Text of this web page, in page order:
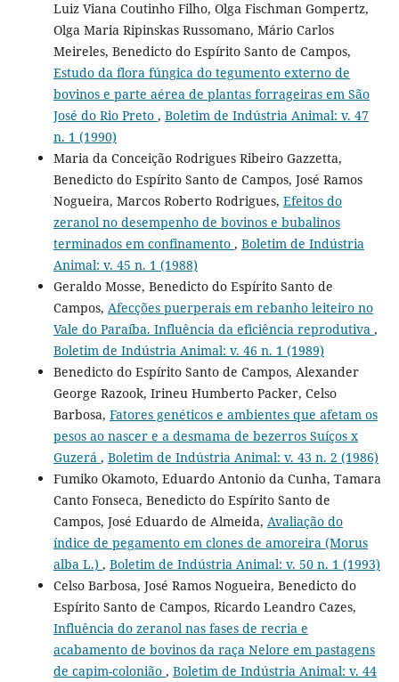
Luiz Viana Coutinho Filho, Olga Fischman Gompertz,
Olga Maria Ripinskas Russomano, Mário Carlos
Meireles, Benedicto do Espírito Santo de Campos,
Estudo da flora fúngica do tegumento externo de
bovinos e parte aérea de plantas forrageiras em São
José do Rio Preto , Boletim de Indústria Animal: v. 47
n. 1 (1990)
Maria da Conceição Rodrigues Ribeiro Gazzetta,
Benedicto do Espírito Santo de Campos, José Ramos
Nogueira, Marcos Roberto Rodrigues, Efeitos do
zeranol no desempenho de bovinos e bubalinos
terminados em confinamento , Boletim de Indústria
Animal: v. 45 n. 1 (1988)
Geraldo Mosse, Benedicto do Espírito Santo de
Campos, Afecções puerperais em rebanho leiteiro no
Vale do Paraíba. Influência da eficiência reprodutiva ,
Boletim de Indústria Animal: v. 46 n. 1 (1989)
Benedicto do Espírito Santo de Campos, Alexander
George Razook, Irineu Humberto Packer, Celso
Barbosa, Fatores genéticos e ambientes que afetam os
pesos ao nascer e a desmama de bezerros Suíços x
Guzerá , Boletim de Indústria Animal: v. 43 n. 2 (1986)
Fumiko Okamoto, Eduardo Antonio da Cunha, Tamara
Canto Fonseca, Benedicto do Espírito Santo de
Campos, José Eduardo de Almeida, Avaliação do
índice de pegamento em clones de amoreira (Morus
alba L.) , Boletim de Indústria Animal: v. 50 n. 1 (1993)
Celso Barbosa, José Ramos Nogueira, Benedicto do
Espírito Santo de Campos, Ricardo Leandro Cazes,
Influência do zeranol nas fases de recria e
acabamento de bovinos da raça Nelore em pastagens
de capim-colonião , Boletim de Indústria Animal: v. 44